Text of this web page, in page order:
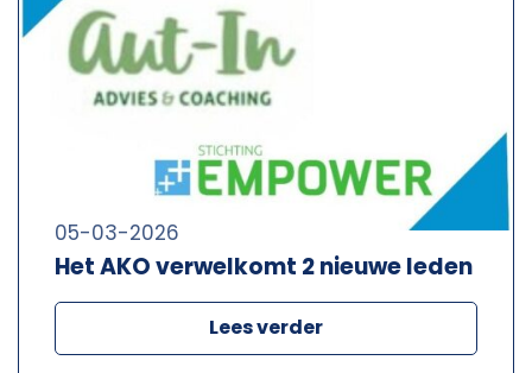
Het AKO verwelkomt 2 nieuwe leden
05-03-2026
Lees verder